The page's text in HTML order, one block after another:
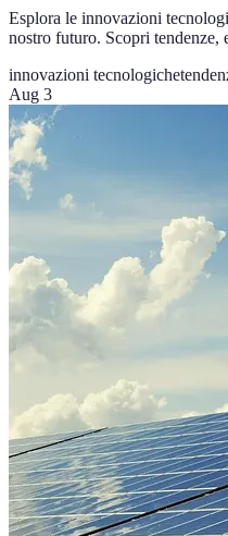
Esplora le innovazioni
nostro futuro. Scopri tendenze,
innovazioni tecnologiche
Aug 3